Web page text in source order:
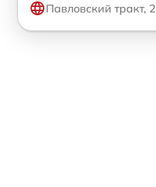
Павловский тракт,